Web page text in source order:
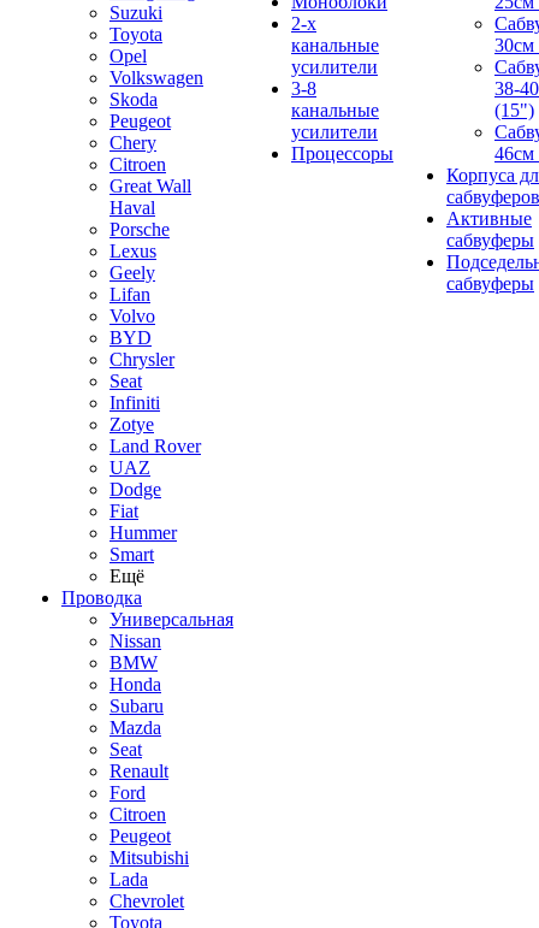
Suzuki
Toyota
Opel
Volkswagen
Skoda
Peugeot
Chery
Citroen
Great Wall
Haval
Porsche
Lexus
Geely
Lifan
Volvo
BYD
Chrysler
Seat
Infiniti
Zotye
Land Rover
UAZ
Dodge
Fiat
Hummer
Smart
Ещё
Проводка
Универсальная
Nissan
BMW
Honda
Subaru
Mazda
Seat
Renault
Ford
Citroen
Peugeot
Mitsubishi
Lada
Chevrolet
Toyota
2-х
канальные
усилители
3-8
канальные
усилители
Процессоры
30см
38-
(15")
46см
Корпуса
сабвуферов
Активные
сабвуферы
сабвуферы